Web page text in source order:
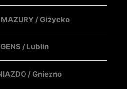
MAZURY / Giżycko
/ Lublin
/ Gniezno